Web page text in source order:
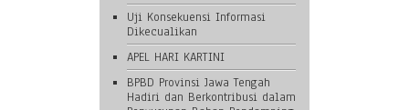
Uji Konsekuensi Informasi
Dikecualikan
APEL HARI KARTINI
BPBD Provinsi Jawa Tengah
Hadiri dan Berkontribusi dalam